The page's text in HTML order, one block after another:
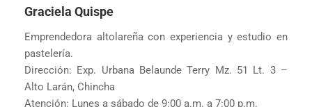
Graciela Quispe
Emprendedora altolareña con experiencia y estudio en
pastelería.
Dirección: Exp. Urbana Belaunde Terry Mz. 51 Lt. 3 –
Alto Larán, Chincha
Atención: Lunes a sábado de 9:00 a.m. a 7:00 p.m.